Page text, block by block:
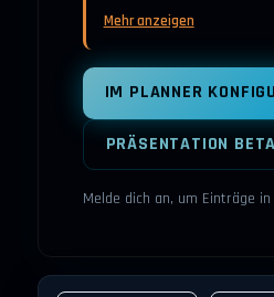
Mehr anzeigen
IM PLANNER
PRÄSENTATION BETA
Melde dich an, um Einträge in